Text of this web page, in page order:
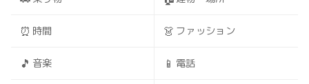
⏰ 時間 👗 ファッション
🎵 音楽 📱 電話